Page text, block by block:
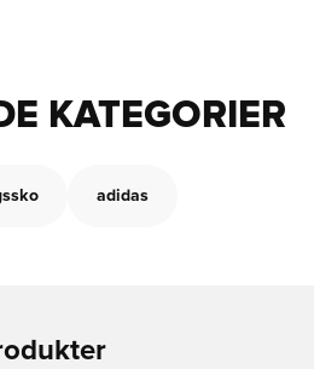
KATEGORIER
adidas